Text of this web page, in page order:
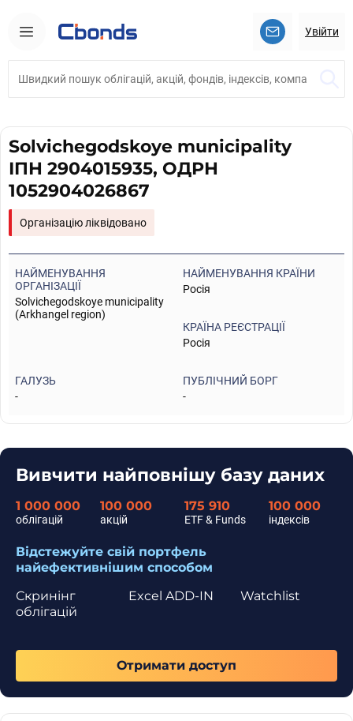
Увійти
Solvichegodskoye municipality
ІПН 2904015935, ОДРН
1052904026867
Організацію ліквідовано
НАЙМЕНУВАННЯ
ОРГАНІЗАЦІЇ
Solvichegodskoye municipality
(Arkhangel region)
НАЙМЕНУВАННЯ КРАЇНИ
Росія
КРАЇНА РЕЄСТРАЦІЇ
Росія
ГАЛУЗЬ
-
ПУБЛІЧНИЙ БОРГ
-
Вивчити найповнішу базу даних
1 000 000
облігацій
100 000
акцій
175 910
ETF & Funds
100 000
індексів
Відстежуйте свій портфель
найефективнішим способом
Скринінг
облігацій
Watchlist
Excel ADD-IN
Отримати доступ